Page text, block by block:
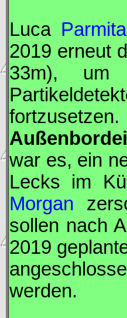
Luca
2019 erneut
33m), um
war es, ein
Lecks im
Morgan
sollen nach
2019
werden.